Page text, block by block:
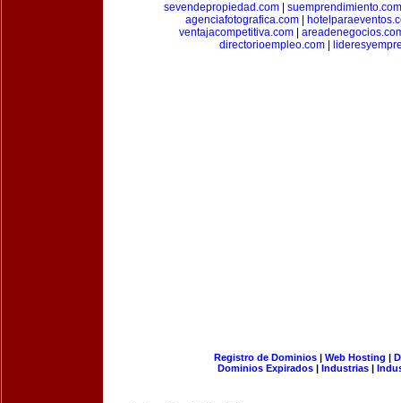
sevendepropiedad.com| suemprendimiento.com
agenciafotografica.com|
ventajacompetitiva.com
directorioempleo.com|
Registro de Dominios| Web Hosting |
Dominios Expirados | Industrias |